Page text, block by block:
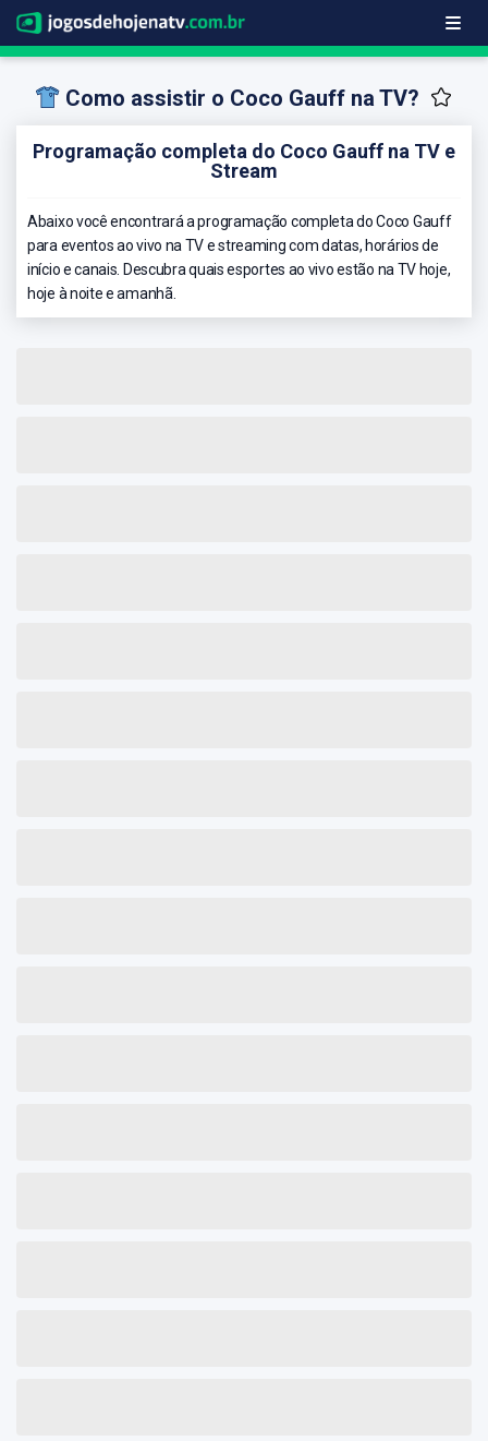
Como assistir o Coco Gauff na TV?
Programação completa do Coco Gauff na TV e
Stream
Abaixo você encontrará a programação completa do Coco Gauff
para eventos ao vivo na TV e streaming com datas, horários de
início e canais. Descubra quais esportes ao vivo estão na TV hoje,
hoje à noite e amanhã.